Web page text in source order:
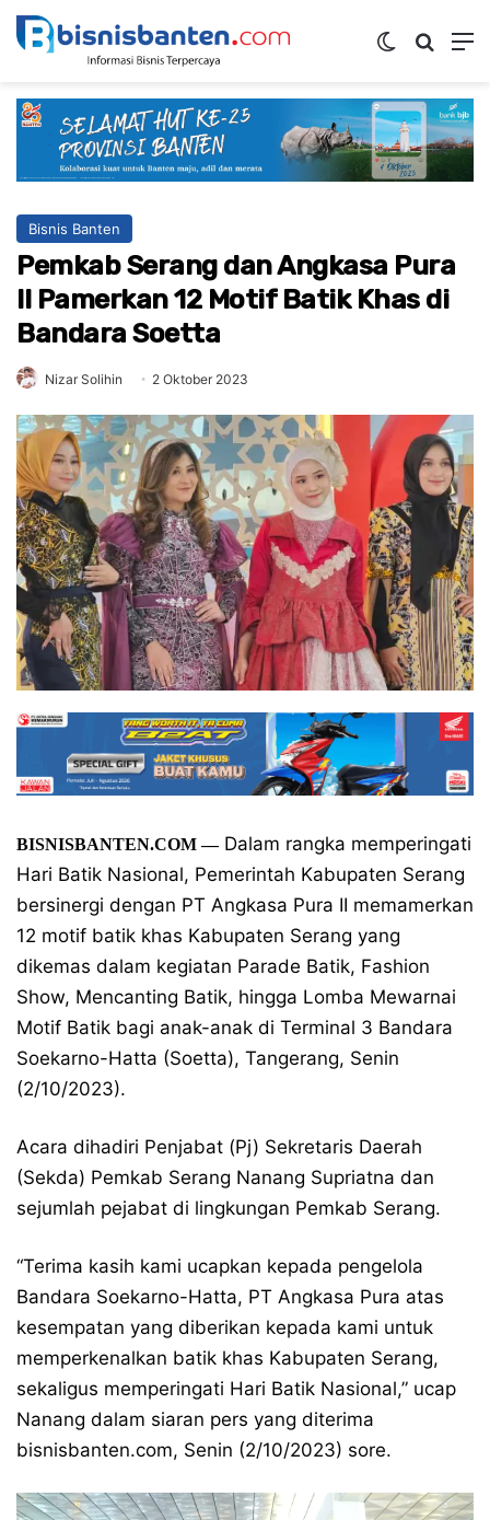
Switch skin
Bisnis Banten
Pemkab Serang dan Angkasa Pura
II Pamerkan 12 Motif Batik Khas di
Bandara Soetta
Nizar Solihin 2 Oktober 2023
BISNISBANTEN.COM —Dalam rangka memperingati
Hari Batik Nasional, Pemerintah Kabupaten Serang
bersinergi dengan PT Angkasa Pura II memamerkan
12 motif batik khas Kabupaten Serang yang
dikemas dalam kegiatan Parade Batik, Fashion
Show, Mencanting Batik, hingga Lomba Mewarnai
Motif Batik bagi anak-anak di Terminal 3 Bandara
Soekarno-Hatta (Soetta), Tangerang, Senin
(2/10/2023).
Acara dihadiri Penjabat (Pj) Sekretaris Daerah
(Sekda) Pemkab Serang Nanang Supriatna dan
sejumlah pejabat di lingkungan Pemkab Serang.
“Terima kasih kami ucapkan kepada pengelola
Bandara Soekarno-Hatta, PT Angkasa Pura atas
kesempatan yang diberikan kepada kami untuk
memperkenalkan batik khas Kabupaten Serang,
sekaligus memperingati Hari Batik Nasional,” ucap
Nanang dalam siaran pers yang diterima
bisnisbanten.com, Senin (2/10/2023) sore.